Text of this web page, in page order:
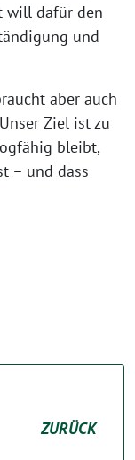
will dafür den
und
aber auch
Ziel ist zu
bleibt,
– und dass
ZURÜCK